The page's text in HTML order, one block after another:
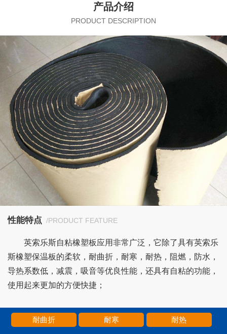
产品介绍
PRODUCT DESCRIPTION
性能特点 /PRODUCT FEATURE
英索乐斯自粘橡塑板应用非常广泛，它除了具有英索乐
斯橡塑保温板的柔软，耐曲折，耐寒，耐热，阻燃，防水，
导热系数低，减震，吸音等优良性能，还具有自粘的功能，
使用起来更加的方便快捷；
耐曲折 耐寒 耐热